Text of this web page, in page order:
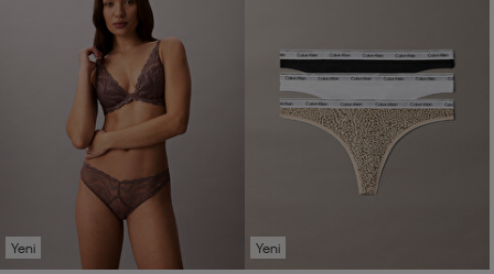
Yeni Yeni